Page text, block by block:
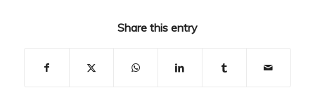
Share this entry